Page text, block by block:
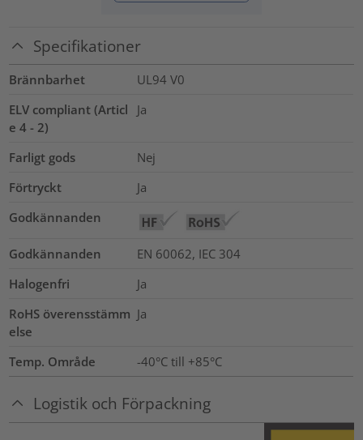
Specifikationer
Brännbarhet
UL94 V0
ELV compliant (Articl
e 4 - 2)
Ja
Farligt gods
Nej
Förtryckt
Ja
Godkännanden
Godkännanden
EN 60062, IEC 304
Halogenfri
Ja
RoHS överensstämm
else
Ja
Temp. Område -40°C till +85°C
Logistik och Förpackning